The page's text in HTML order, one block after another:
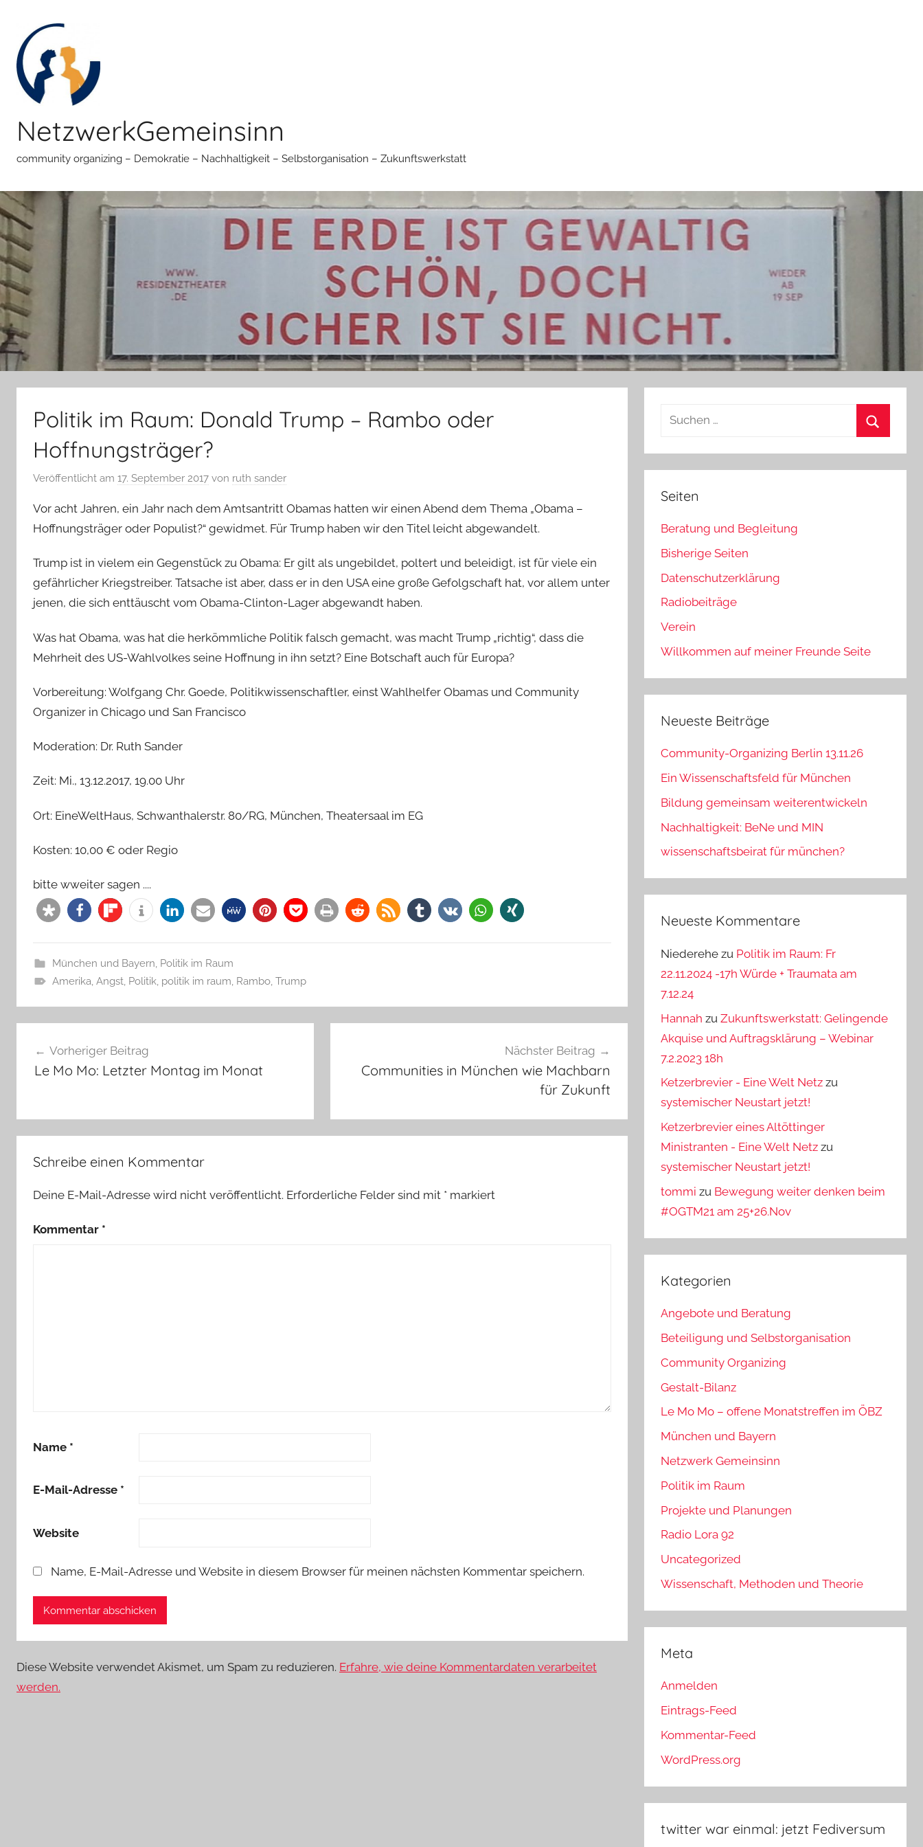
springen
NetzwerkGemeinsinn
community organizing – Demokratie – Nachhaltigkeit – Selbstorganisation – Zukunftswerkstatt
Politik im Raum: Donald Trump – Rambo oder
Hoffnungsträger?
Veröffentlicht am 17. September 2017 von ruth sander
Vor acht Jahren, ein Jahr nach dem Amtsantritt Obamas hatten wir einen Abend dem Thema „Obama –
Hoffnungsträger oder Populist?“ gewidmet. Für Trump haben wir den Titel leicht abgewandelt.
Trump ist in vielem ein Gegenstück zu Obama: Er gilt als ungebildet, poltert und beleidigt, ist für viele ein
gefährlicher Kriegstreiber. Tatsache ist aber, dass er in den USA eine große Gefolgschaft hat, vor allem unter
jenen, die sich enttäuscht vom Obama-Clinton-Lager abgewandt haben.
Was hat Obama, was hat die herkömmliche Politik falsch gemacht, was macht Trump „richtig“, dass die
Mehrheit des US-Wahlvolkes seine Hoffnung in ihn setzt? Eine Botschaft auch für Europa?
Vorbereitung: Wolfgang Chr. Goede, Politikwissenschaftler, einst Wahlhelfer Obamas und Community
Organizer in Chicago und San Francisco
Moderation: Dr. Ruth Sander
Zeit: Mi., 13.12.2017, 19.00 Uhr
Ort: EineWeltHaus, Schwanthalerstr. 80/RG, München, Theatersaal im EG
Kosten: 10,00 € oder Regio
bitte wweiter sagen ....
München und Bayern, Politik im Raum
Amerika, Angst, Politik, politik im raum, Rambo, Trump
Vorheriger Beitrag
Le Mo Mo: Letzter Montag im Monat
Nächster Beitrag
Communities in München wie Machbarn
für Zukunft
Schreibe einen Kommentar
Deine E-Mail-Adresse wird nicht veröffentlicht. Erforderliche Felder sind mit * markiert
Kommentar *
Name *
E-Mail-Adresse *
Website
Name, E-Mail-Adresse und Website in diesem Browser für meinen nächsten Kommentar speichern.
Diese Website verwendet Akismet, um Spam zu reduzieren. Erfahre, wie deine Kommentardaten verarbeitet
werden.
Suchen
Seiten
Beratung und Begleitung
Bisherige Seiten
Datenschutzerklärung
Radiobeiträge
Verein
Willkommen auf meiner Freunde Seite
Neueste Beiträge
Community-Organizing Berlin 13.11.26
Ein Wissenschaftsfeld für München
Bildung gemeinsam weiterentwickeln
Nachhaltigkeit: BeNe und MIN
wissenschaftsbeirat für münchen?
Neueste Kommentare
Niederehe zu Politik im Raum: Fr
22.11.2024 -17h Würde + Traumata am
7.12.24
Hannah zuZukunftswerkstatt: Gelingende
Akquise und Auftragsklärung – Webinar
7.2.2023 18h
Ketzerbrevier - Eine Welt Netz zu
systemischer Neustart jetzt!
Ketzerbrevier eines Altöttinger
Ministranten - Eine Welt Netz zu
systemischer Neustart jetzt!
tommi zu Bewegung weiter denken beim
#OGTM21 am 25+26.Nov
Kategorien
Angebote und Beratung
Beteiligung und Selbstorganisation
Community Organizing
Gestalt-Bilanz
Le Mo Mo – offene Monatstreffen im ÖBZ
München und Bayern
Netzwerk Gemeinsinn
Politik im Raum
Projekte und Planungen
Radio Lora 92
Uncategorized
Wissenschaft, Methoden und Theorie
Meta
Anmelden
Eintrags-Feed
Kommentar-Feed
WordPress.org
twitter war einmal: jetzt Fediversum